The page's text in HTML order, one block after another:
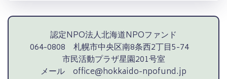
認定NPO法人北海道NPOファンド
064-0808 札幌市中央区南8条西2丁目5-74
市民活動プラザ星園201号室
メール office@hokkaido-npofund.jp